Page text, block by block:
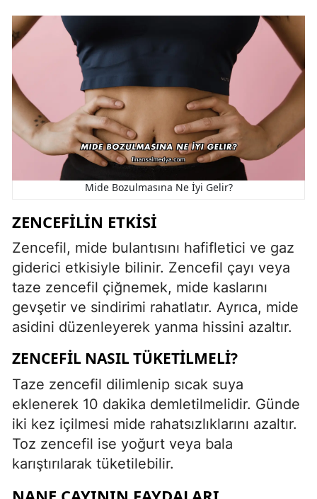
Mide Bozulmasına Ne İyi Gelir?
ZENCEFILIN ETKISI
Zencefil, mide bulantısını hafifletici ve gaz
giderici etkisiyle bilinir. Zencefil çayı veya
taze zencefil çiğnemek, mide kaslarını
gevşetir ve sindirimi rahatlatır. Ayrıca, mide
asidini düzenleyerek yanma hissini azaltır.
ZENCEFIL NASIL TÜKETILMELI?
Taze zencefil dilimlenip sıcak suya
eklenerek 10 dakika demletilmelidir. Günde
iki kez içilmesi mide rahatsızlıklarını azaltır.
Toz zencefil ise yoğurt veya bala
karıştırılarak tüketilebilir.